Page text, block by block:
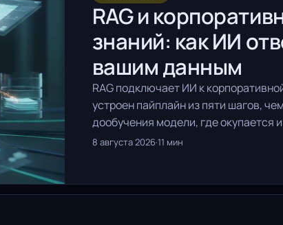
RAG и
знаний: как ИИ
вашим данным
RAG подключает ИИ к
устроен пайплайн из пяти шагов,
дообучения модели, где окупается
8 августа 2026·11 мин